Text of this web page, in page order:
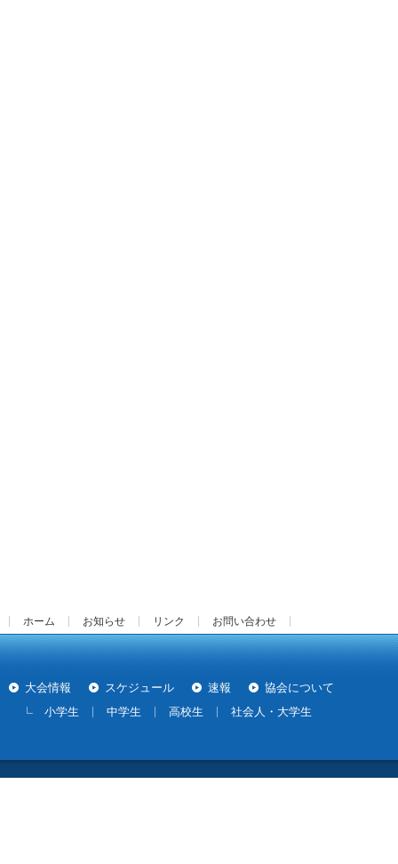
ホーム お知らせ リンク お問い合わせ
大会情報 スケジュール 速報
協会について
小学生
中学生 高校生 社会人・大学生